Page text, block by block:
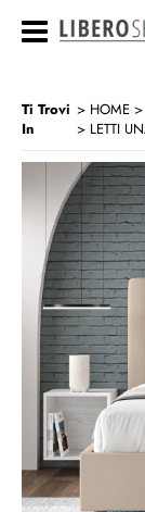
CATEGORIA:
Ti Trovi
In
HOME
LETTI